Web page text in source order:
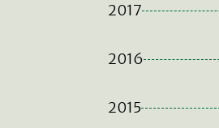
2017
2016
2015